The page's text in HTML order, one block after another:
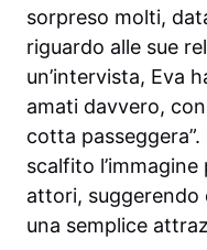
sorpreso molti,
riguardo alle sue
un’intervista, Eva
amati davvero,
cotta
scalfito
attori, suggerendo
una semplice